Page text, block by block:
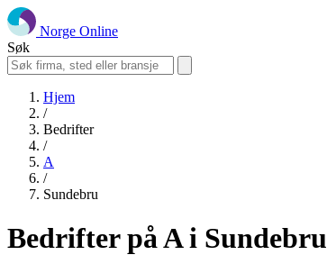
Norge Online
Søk
Hjem
/
Bedrifter
/
A
/
Sundebru
Bedrifter på A i Sundebru